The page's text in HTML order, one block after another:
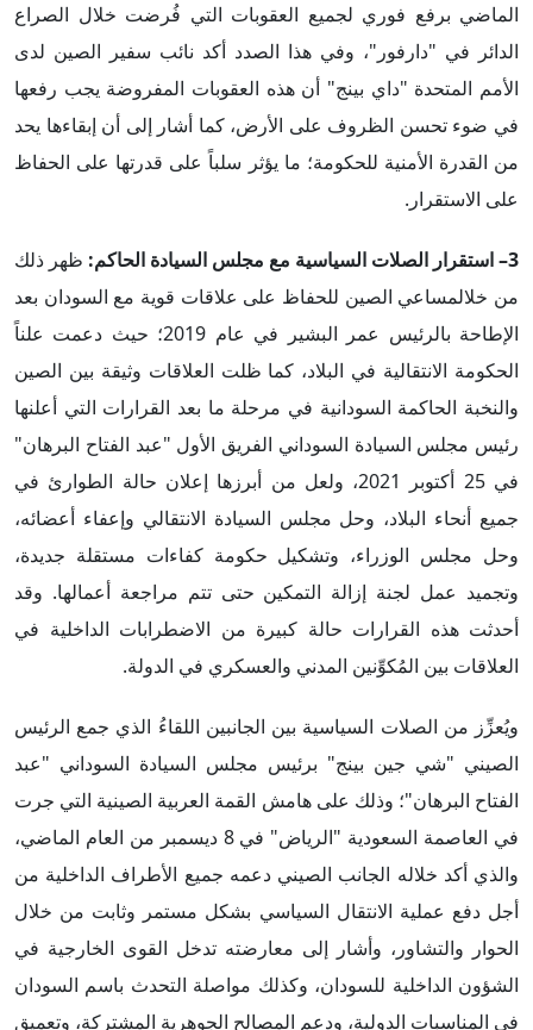
الماضي برفع فوري لجميع العقوبات التي فُرضت خلال الصراع
الدائر في "دارفور"، وفي هذا الصدد أكد نائب سفير الصين لدى
الأمم المتحدة "داي بينج" أن هذه العقوبات المفروضة يجب رفعها
في ضوء تحسن الظروف على الأرض، كما أشار إلى أن إبقاءها يحد
من القدرة الأمنية للحكومة؛ ما يؤثر سلباً على قدرتها على الحفاظ
على الاستقرار.
3– استقرار الصلات السياسية مع مجلس السيادة الحاكم:
ظهر ذلك
من خلالمساعي الصين للحفاظ على علاقات قوية مع السودان بعد
الإطاحة بالرئيس عمر البشير في عام 2019؛ حيث دعمت علناً
الحكومة الانتقالية في البلاد، كما ظلت العلاقات وثيقة بين الصين
والنخبة الحاكمة السودانية في مرحلة ما بعد القرارات التي أعلنها
رئيس مجلس السيادة السوداني الفريق الأول "عبد الفتاح البرهان"
في 25 أكتوبر 2021، ولعل من أبرزها إعلان حالة الطوارئ في
جميع أنحاء البلاد، وحل مجلس السيادة الانتقالي وإعفاء أعضائه،
وحل مجلس الوزراء، وتشكيل حكومة كفاءات مستقلة جديدة،
وتجميد عمل لجنة إزالة التمكين حتى تتم مراجعة أعمالها. وقد
أحدثت هذه القرارات حالة كبيرة من الاضطرابات الداخلية في
العلاقات بين المُكوِّنين المدني والعسكري في الدولة.
ويُعزِّز من الصلات السياسية بين الجانبين اللقاءُ الذي جمع الرئيس
الصيني "شي جين بينج" برئيس مجلس السيادة السوداني "عبد
الفتاح البرهان"؛ وذلك على هامش القمة العربية الصينية التي جرت
في العاصمة السعودية "الرياض" في 8 ديسمبر من العام الماضي،
والذي أكد خلاله الجانب الصيني دعمه جميع الأطراف الداخلية من
أجل دفع عملية الانتقال السياسي بشكل مستمر وثابت من خلال
الحوار والتشاور، وأشار إلى معارضته تدخل القوى الخارجية في
الشؤون الداخلية للسودان، وكذلك مواصلة التحدث باسم السودان
في المناسبات الدولية، ودعم المصالح الجوهرية المشتركة، وتعميق